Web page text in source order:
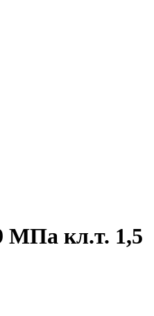
кл.т. 1,5